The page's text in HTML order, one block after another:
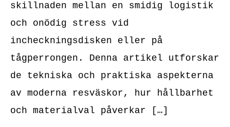
skillnaden mellan en smidig logistik
och onödig stress vid
incheckningsdisken eller på
tågperrongen. Denna artikel utforskar
de tekniska och praktiska aspekterna
av moderna resväskor, hur hållbarhet
och materialval påverkar […]